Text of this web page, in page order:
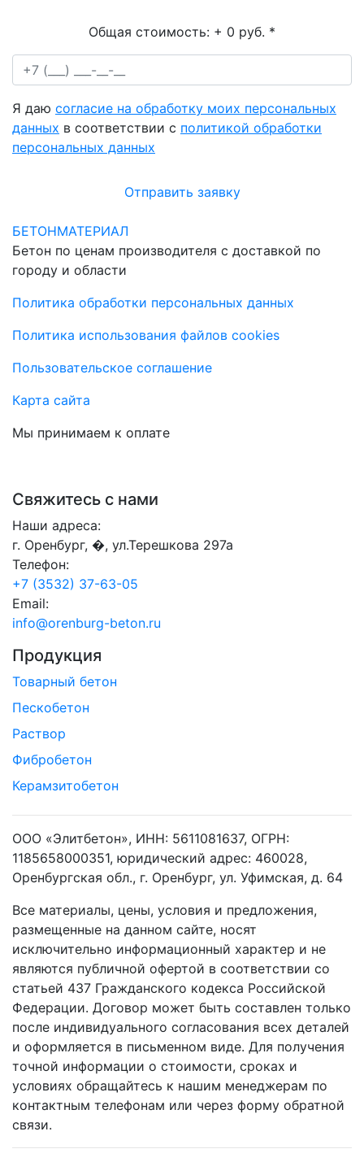
Общая стоимость: + 0 руб. *
Я даю согласие на обработку моих персональных
данных в соответствии с политикой обработки
персональных данных
Отправить заявку
БЕТОНМАТЕРИАЛ
Бетон по ценам производителя с доставкой по
городу и области
Политика обработки персональных данных
Политика использования файлов cookies
Пользовательское соглашение
Карта сайта
Мы принимаем к оплате
Свяжитесь с нами
Наши адреса:
г. Оренбург, �, ул.Терешкова 297а
Телефон:
+7 (3532) 37-63-05
Email:
info@orenburg-beton.ru
Продукция
Товарный бетон
Пескобетон
Раствор
Фибробетон
Керамзитобетон
ООО «Элитбетон», ИНН: 5611081637, ОГРН:
1185658000351, юридический адрес: 460028,
Оренбургская обл., г. Оренбург, ул. Уфимская, д. 64
Все материалы, цены, условия и предложения,
размещенные на данном сайте, носят
исключительно информационный характер и не
являются публичной офертой в соответствии со
статьей 437 Гражданского кодекса Российской
Федерации. Договор может быть составлен только
после индивидуального согласования всех деталей
и оформляется в письменном виде. Для получения
точной информации о стоимости, сроках и
условиях обращайтесь к нашим менеджерам по
контактным телефонам или через форму обратной
связи.